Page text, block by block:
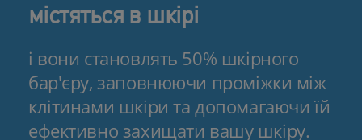
містяться в шкірі
і вони становлять 50% шкірного
бар'єру, заповнюючи проміжки між
клітинами шкіри та допомагаючи їй
ефективно захищати вашу шкіру.